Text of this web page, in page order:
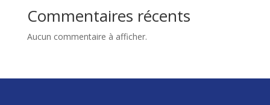
Commentaires récents
Aucun commentaire à afficher.